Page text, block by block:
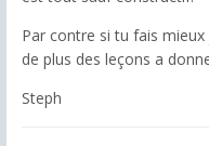
Par contre si tu fais
de plus des leçons a
Steph